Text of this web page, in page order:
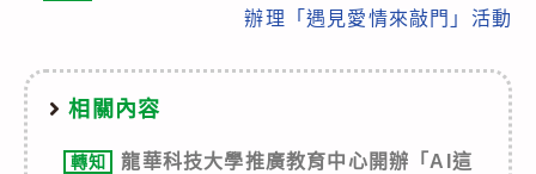
辦理「遇見愛情來敲門」活動
相關內容
轉知
龍華科技大學推廣教育中心開辦「AI這